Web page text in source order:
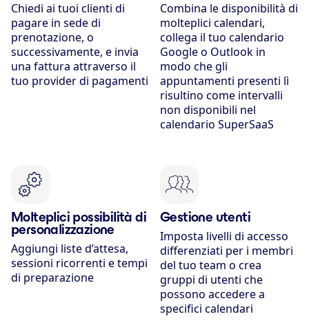
Chiedi ai tuoi clienti di
pagare in sede di
prenotazione, o
successivamente, e invia
una fattura attraverso il
tuo provider di pagamenti
Combina le disponibilità di
molteplici calendari,
collega il tuo calendario
Google o Outlook in
modo che gli
appuntamenti presenti lì
risultino come intervalli
non disponibili nel
calendario SuperSaaS
Molteplici possibilità di
personalizzazione
Aggiungi liste d’attesa,
sessioni ricorrenti e tempi
di preparazione
Gestione utenti
Imposta livelli di accesso
differenziati per i membri
del tuo team o crea
gruppi di utenti che
possono accedere a
specifici calendari